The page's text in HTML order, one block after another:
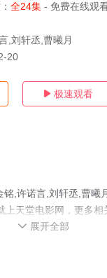
全24集 - 免费在线观
,刘轩丞,曹曦月
20
 极速观看
,许诺言,刘轩丞,曹
上天堂电影网，更多
 展开全部